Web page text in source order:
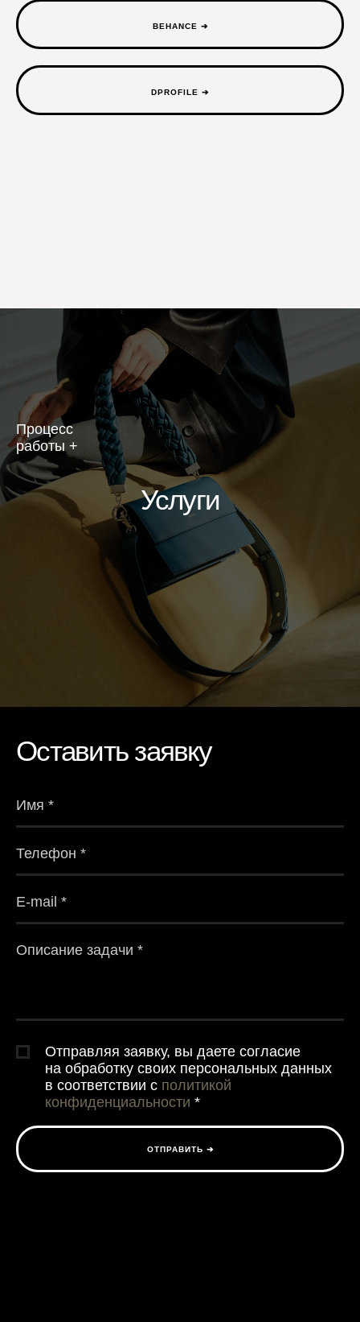
BEHANCE ➔
DPROFILE ➔
Процесс
работы +
Услуги
Оставить заявку
Имя *
Телефон *
E-mail *
Описание задачи *
Отправляя заявку, вы даете согласие
на обработку своих персональных данных
в соответствии с политикой
конфиденциальности *
ОТПРАВИТЬ ➔